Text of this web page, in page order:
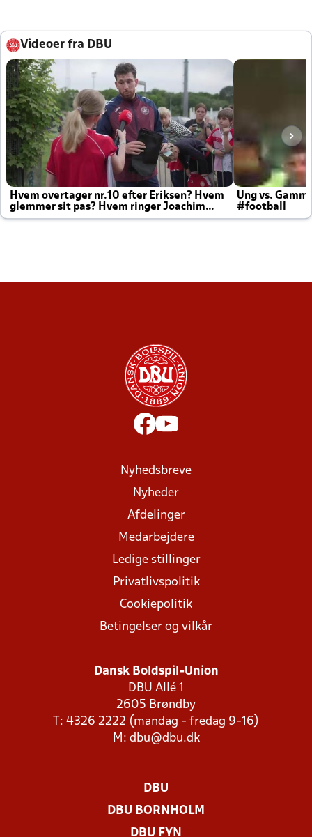
Videoer fra DBU
Hvem overtager nr.10 efter Eriksen? Hvem
glemmer sit pas? Hvem ringer Joachim
altid til efter kampe?
Ung vs.
#football
Nyhedsbreve
Nyheder
Afdelinger
Medarbejdere
Ledige stillinger
Privatlivspolitik
Cookiepolitik
Betingelser og vilkår
Dansk Boldspil-Union
DBU Allé 1
2605 Brøndby
T: 4326 2222 (mandag - fredag 9-16)
M: dbu@dbu.dk
DBU
DBU BORNHOLM
DBU FYN